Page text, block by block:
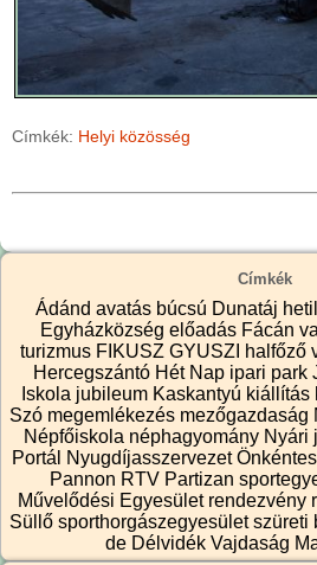
Címkék: Helyi közösség
Címkék
Ádánd avatás búcsú Dunatáj
Egyházközség előadás Fácán
turizmus FIKUSZ GYUSZI halfőző
Hercegszántó Hét Nap ipari park
Iskola jubileum Kaskantyú kiállítás
Szó megemlékezés mezőgazdaság
Népfőiskola néphagyomány Nyári
Portál
Nyugdíjasszervezet
Pannon RTV Partizan
Művelődési Egyesület rendezvény
Süllő sporthorgászegyesületszüreti
de Délvidék Vajdaság